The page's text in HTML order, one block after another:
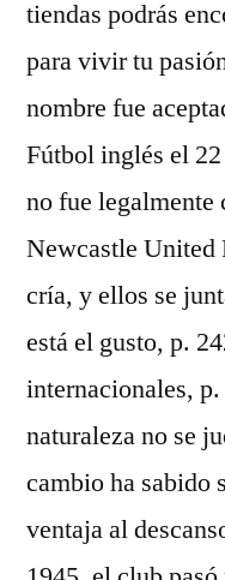
tiendas podrás
para vivir tu
nombre fue
Fútbol inglés el
no fue
Newcastle
cría, y ellos se
está el gusto, p.
internacionales,
naturaleza no se
cambio ha sabido
ventaja al